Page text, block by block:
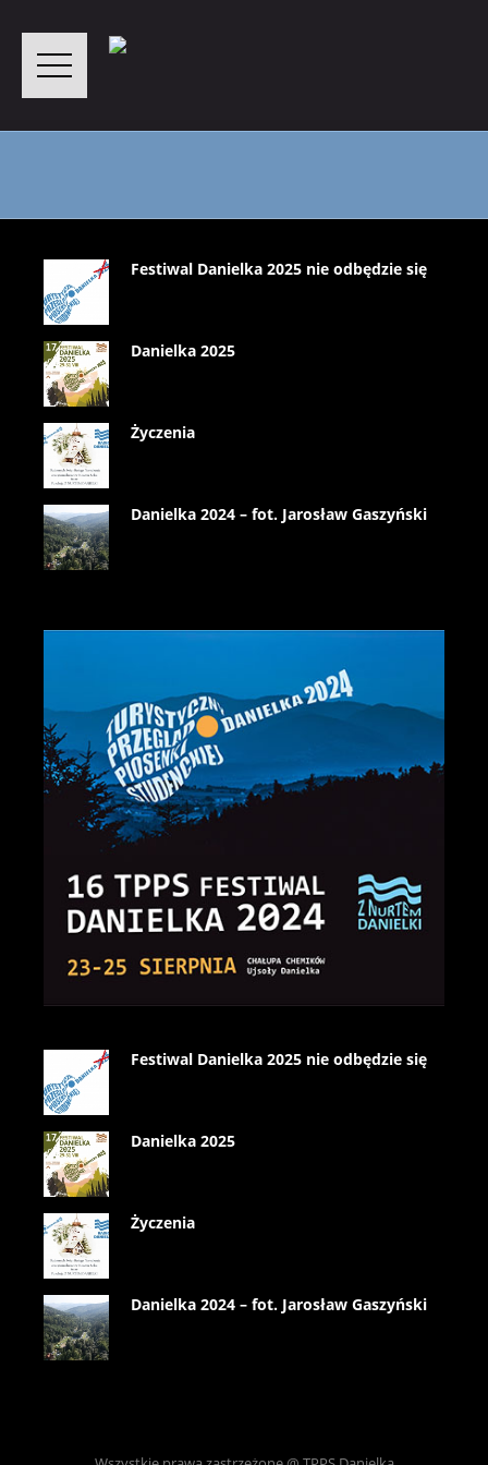
Festiwal Danielka 2025 nie odbędzie się
Danielka 2025
Życzenia
Danielka 2024 – fot. Jarosław Gaszyński
Festiwal Danielka 2025 nie odbędzie się
Danielka 2025
Życzenia
Danielka 2024 – fot. Jarosław Gaszyński